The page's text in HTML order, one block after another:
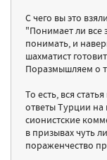
С чего вы это
"Понимает ли все
понимать, и
шахматист
Поразмышляем о
То есть, вся
ответы Турции на
сионистские
в призывах чуть
пораженчество